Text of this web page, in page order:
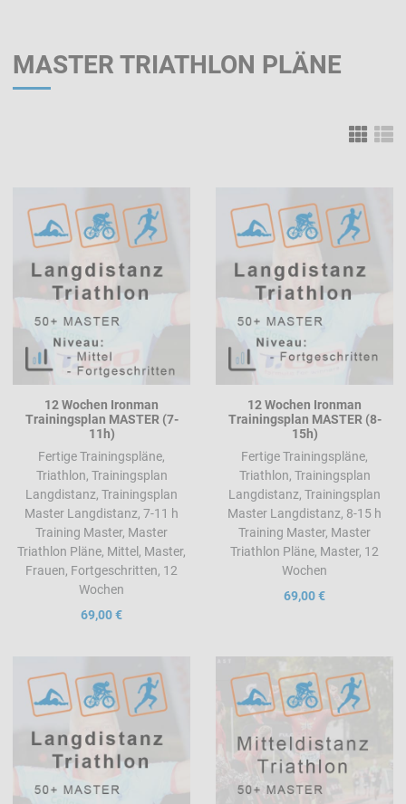
MASTER TRIATHLON PLÄNE
Grid
Add to Wishlist
Add to Compare
Quick View
12 Wochen Ironman
Trainingsplan MASTER (7-
11h)
Fertige Trainingspläne,
Triathlon, Trainingsplan
Langdistanz, Trainingsplan
Master Langdistanz, 7-11 h
Training Master, Master
Triathlon Pläne, Mittel, Master,
Frauen, Fortgeschritten, 12
Wochen
69,00 €
12 Wochen Ironman
Trainingsplan MASTER (8-
15h)
Fertige Trainingspläne,
Triathlon, Trainingsplan
Langdistanz, Trainingsplan
Master Langdistanz, 8-15 h
Training Master, Master
Triathlon Pläne, Master, 12
Wochen
69,00 €
Add to Wishlist
Add to Compare
Quick View